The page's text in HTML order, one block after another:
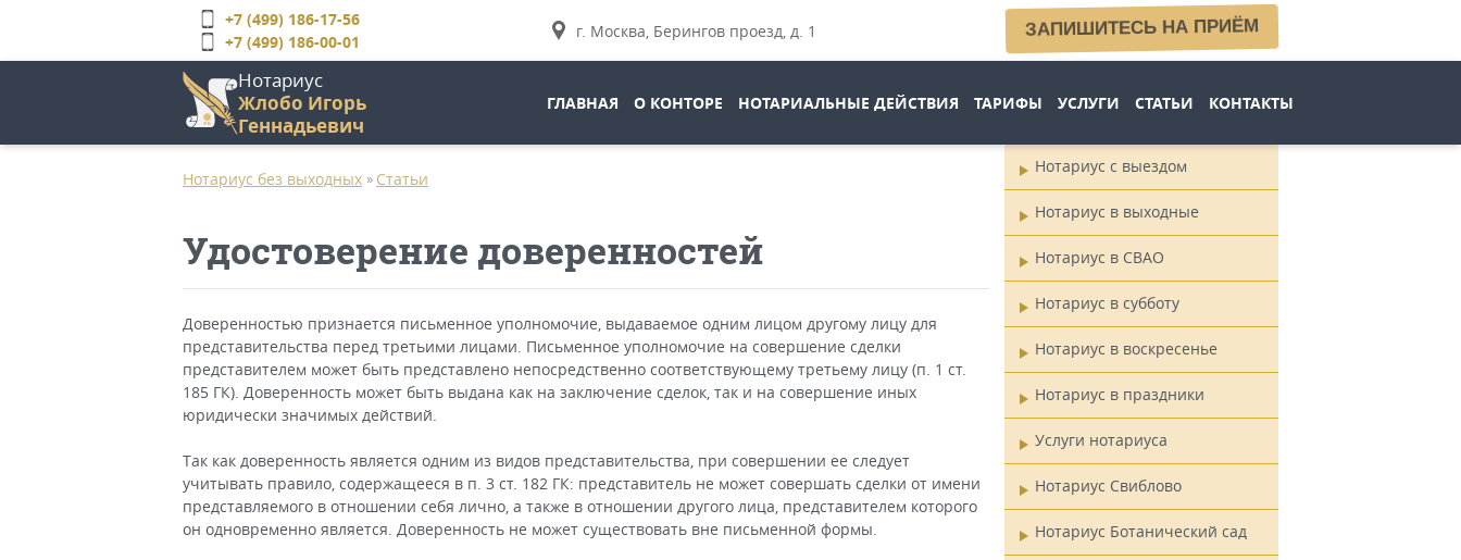
основному
+7 (499) 186-17-56
+7 (499) 186-00-01
г. Москва, Берингов проезд, д. 1 ЗАПИШИТЕСЬ НА ПРИЁМ
Нотариус
Жлобо Игорь
ГеннадьевичГлавное
меню
ГЛАВНАЯ О КОНТОРЕ НОТАРИАЛЬНЫЕ ДЕЙСТВИЯ ТАРИФЫ УСЛУГИ СТАТЬИ КОНТАКТЫ
Нотариус без выходных » Статьи
Удостоверение доверенностей
Доверенностью признается письменное уполномочие, выдаваемое одним лицом другому лицу для
представительства перед третьими лицами. Письменное уполномочие на совершение сделки
представителем может быть представлено непосредственно соответствующему третьему лицу (п. 1 ст.
185 ГК). Доверенность может быть выдана как на заключение сделок, так и на совершение иных
юридически значимых действий.
Так как доверенность является одним из видов представительства, при совершении ее следует
учитывать правило, содержащееся в п. 3 ст. 182 ГК: представитель не может совершать сделки от имени
представляемого в отношении себя лично, а также в отношении другого лица, представителем которого
он одновременно является. Доверенность не может существовать вне письменной формы.
Главное
меню
Нотариус с выездом
Нотариус в выходные
Нотариус в СВАО
Нотариус в субботу
Нотариус в воскресенье
Нотариус в праздники
Услуги нотариуса
Нотариус Свиблово
Нотариус Ботанический сад